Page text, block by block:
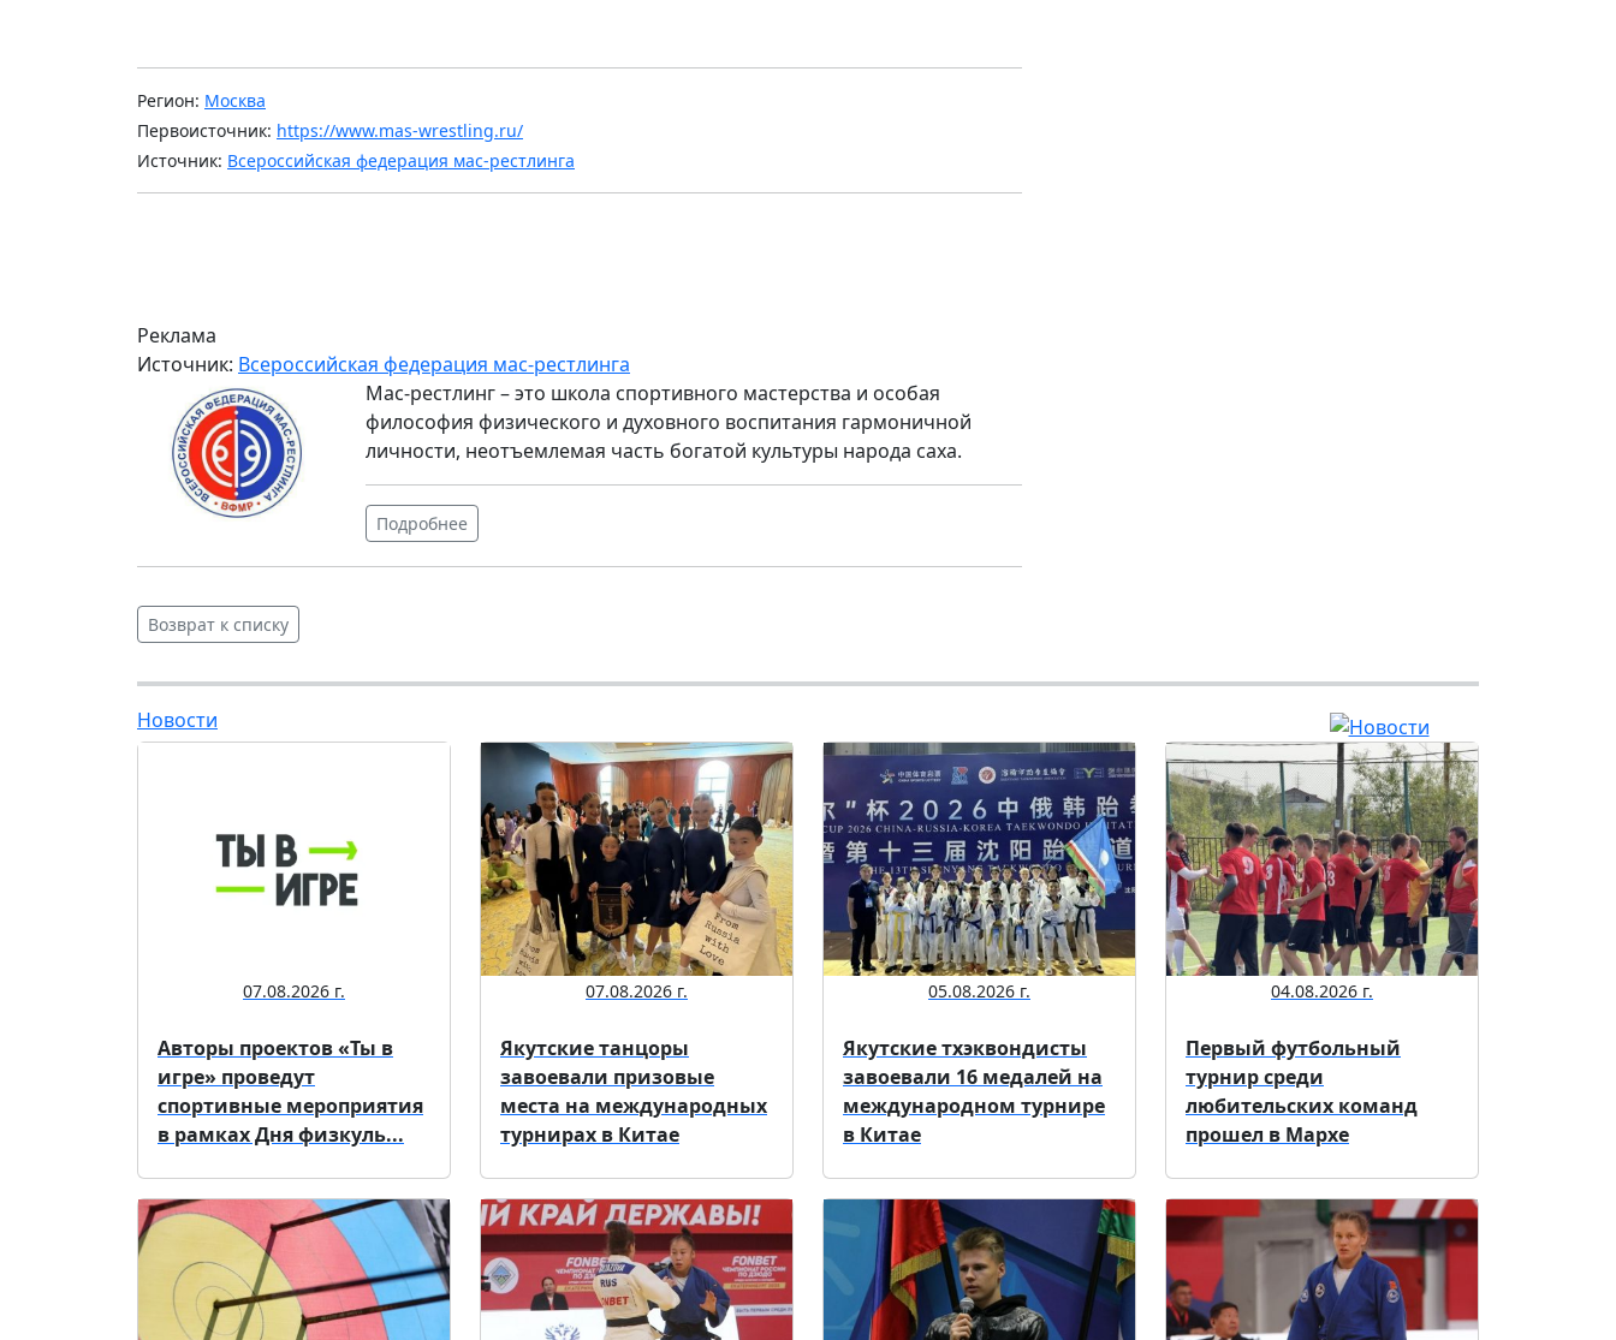
Регион: Москва
Первоисточник: https://www.mas-wrestling.ru/
Источник: Всероссийская федерация мас-рестлинга
Реклама
Источник: Всероссийская федерация мас-рестлинга
Мас-рестлинг – это школа спортивного мастерства и особая
философия физического и духовного воспитания гармоничной
личности, неотъемлемая часть богатой культуры народа саха.
Подробнее
Возврат к списку
Новости
07.08.2026 г.
Авторы проектов «Ты в
игре» проведут
спортивные мероприятия
в рамках Дня физкуль...
07.08.2026 г.
Якутские танцоры
завоевали призовые
места на международных
турнирах в Китае
05.08.2026 г.
Якутские тхэквондисты
завоевали 16 медалей на
международном турнире
в Китае
04.08.2026 г.
Первый футбольный
турнир среди
любительских команд
прошел в Мархе